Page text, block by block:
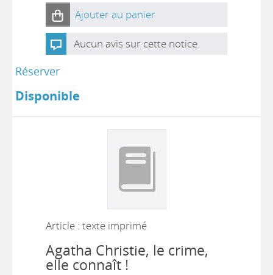
Ajouter au panier
Aucun avis sur cette notice.
Réserver
Disponible
Article : texte imprimé
Agatha Christie, le crime,
elle connaît !